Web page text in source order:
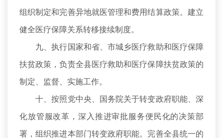
组织制定和完善异地就医管理和费用结算政策。建立
健全医疗保障关系转移接续制度。
九、执行国家和省、市城乡医疗救助和医疗保障
扶贫政策，负责全县医疗救助和医疗保障扶贫政策的
制定、监督、实施工作。
十、按照党中央、国务院关于转变政府职能、深
化放管服改革，深入推进审批服务便民化的决策部
署，组织推进本部门转变政府职能。完善全县统一的